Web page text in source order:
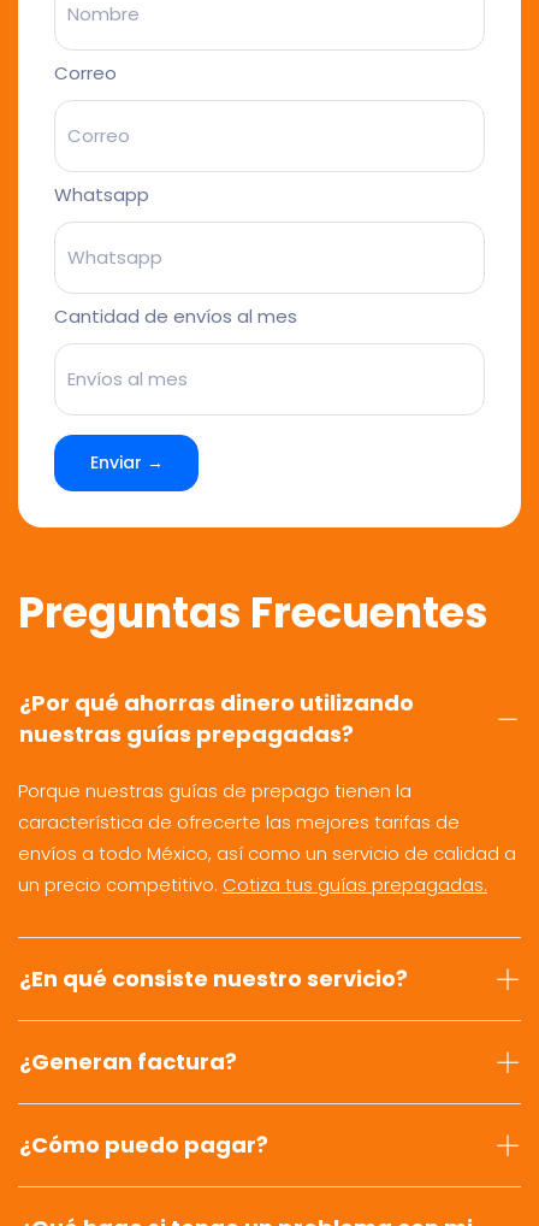
Correo
Whatsapp
Cantidad de envíos al mes
Enviar →
Preguntas Frecuentes
¿Por qué ahorras dinero utilizando
nuestras guías prepagadas?
Porque nuestras guías de prepago tienen la
característica de ofrecerte las mejores tarifas de
envíos a todo México, así como un servicio de calidad a
un precio competitivo. Cotiza tus guías prepagadas.
¿En qué consiste nuestro servicio?
¿Generan factura?
¿Cómo puedo pagar?